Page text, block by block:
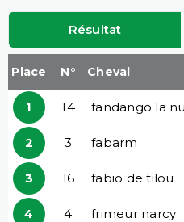
Résultat
Place N° Cheval
1 14 fandango la
2 3 fabarm
3 16 fabio de tilou
4 4 frimeur narcy